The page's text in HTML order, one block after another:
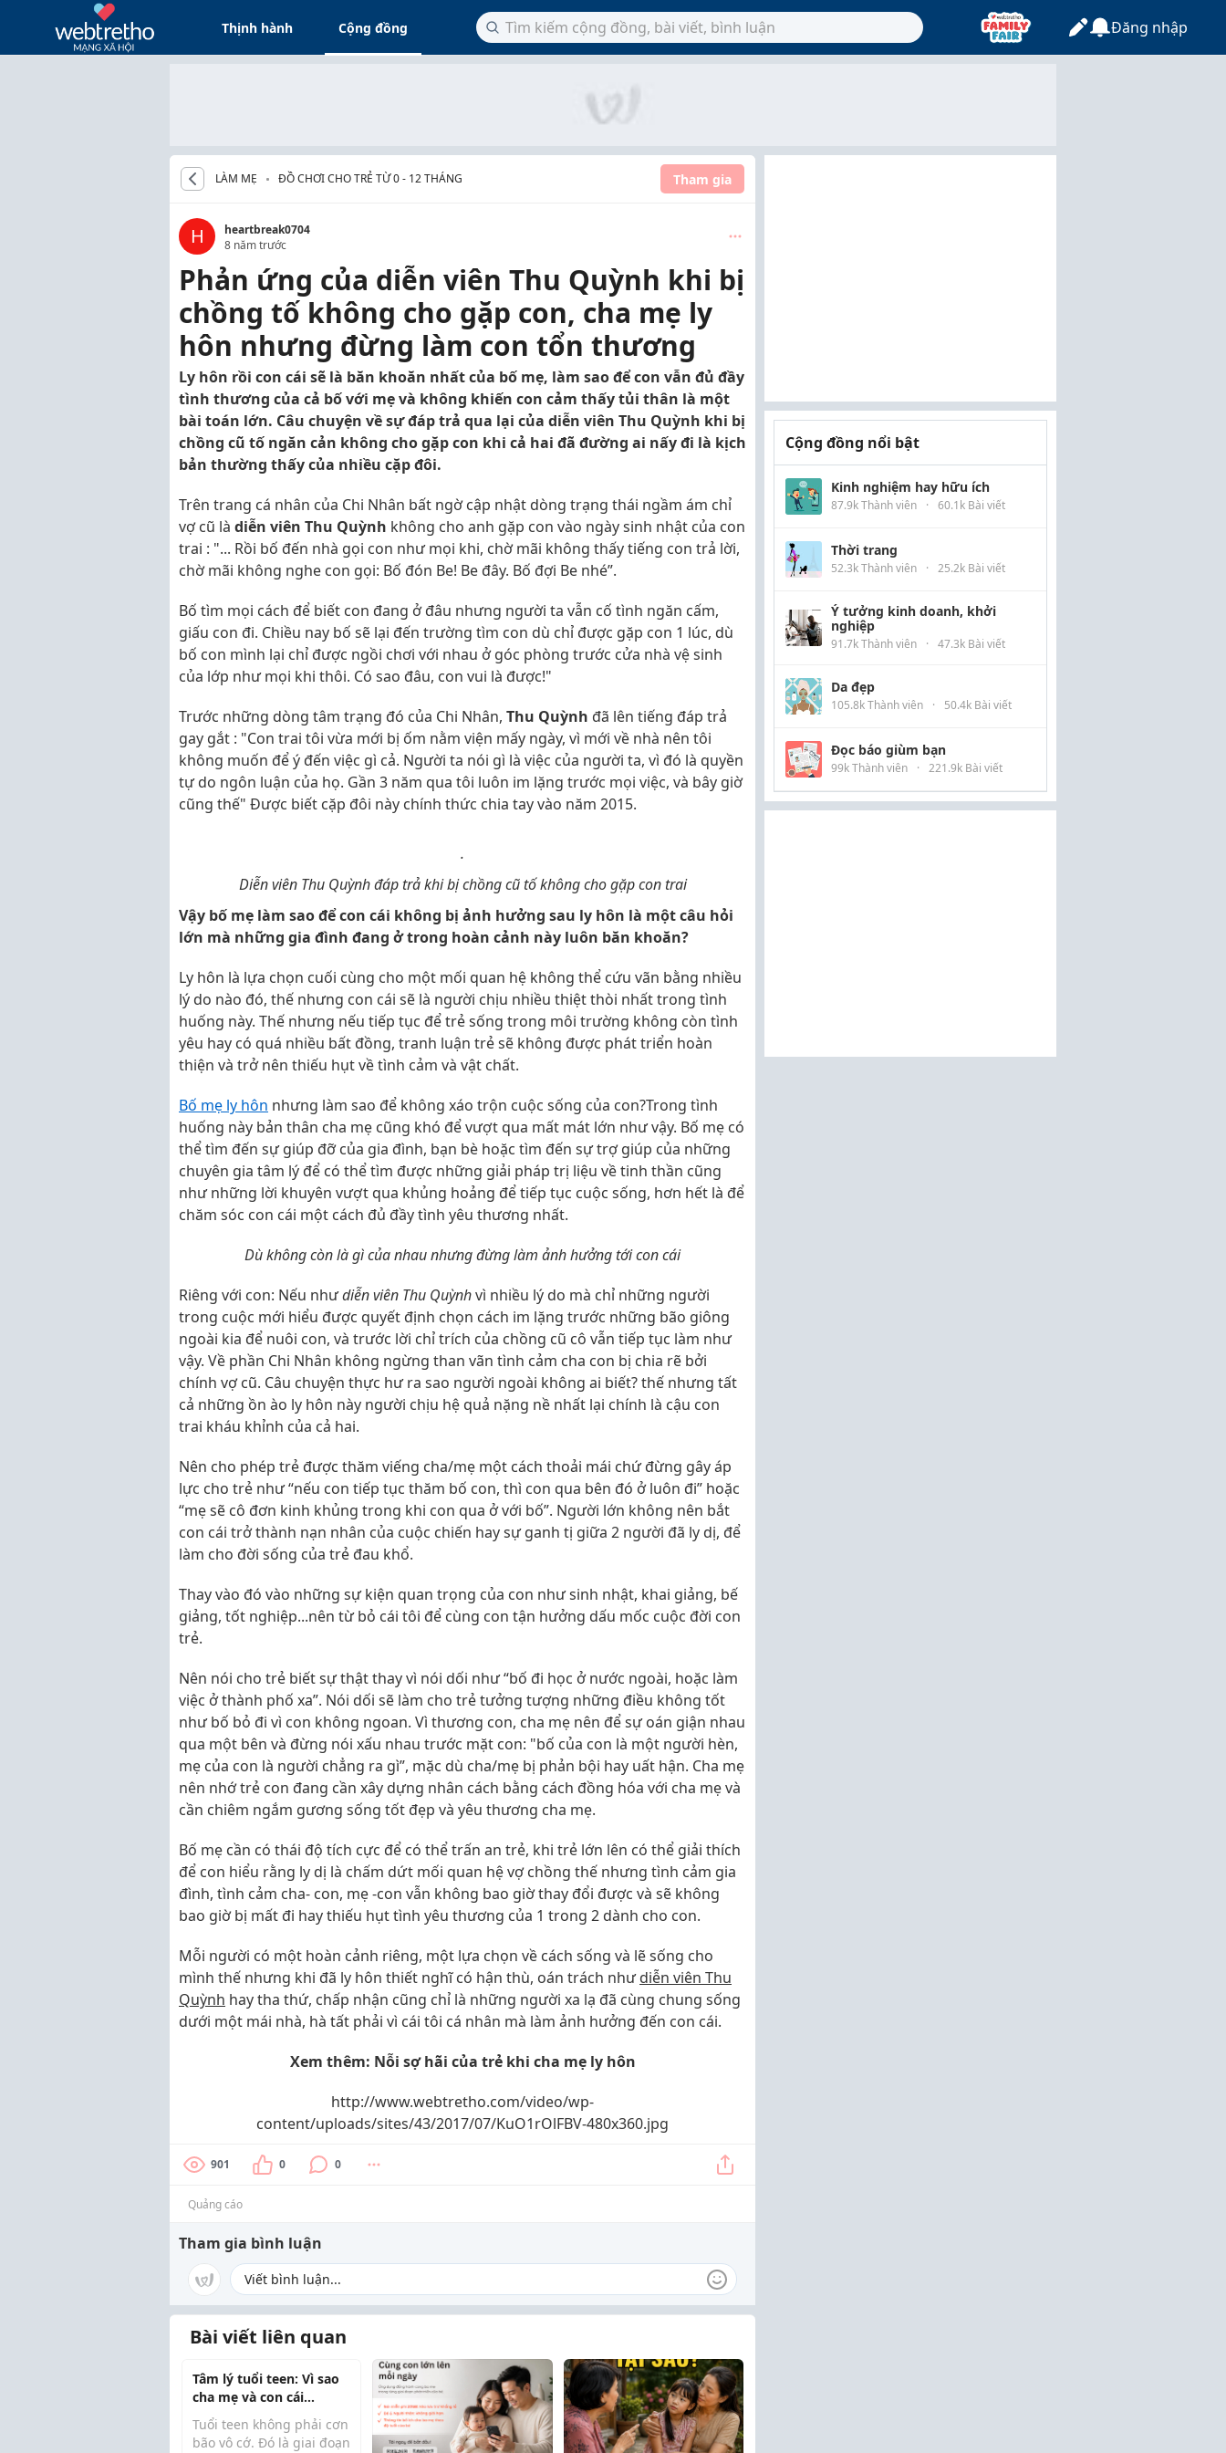
Thịnh hành Cộng đồng Đăng nhập
LÀM MẸ ĐỒ CHƠI CHO TRẺ TỪ 0 - 12 THÁNG Tham gia
H
heartbreak0704
8 năm trước
Phản ứng của diễn viên Thu Quỳnh khi bị
chồng tố không cho gặp con, cha mẹ ly
hôn nhưng đừng làm con tổn thương
Ly hôn rồi con cái sẽ là băn khoăn nhất của bố mẹ, làm sao để con vẫn đủ đầy
tình thương của cả bố với mẹ và không khiến con cảm thấy tủi thân là một
bài toán lớn. Câu chuyện về sự đáp trả qua lại của diễn viên Thu Quỳnh khi bị
chồng cũ tố ngăn cản không cho gặp con khi cả hai đã đường ai nấy đi là kịch
bản thường thấy của nhiều cặp đôi.
Trên trang cá nhân của Chi Nhân bất ngờ cập nhật dòng trạng thái ngầm ám chỉ
vợ cũ là diễn viên Thu Quỳnh không cho anh gặp con vào ngày sinh nhật của con
trai : "... Rồi bố đến nhà gọi con như mọi khi, chờ mãi không thấy tiếng con trả lời,
chờ mãi không nghe con gọi: Bố đón Be! Be đây. Bố đợi Be nhé”.
Bố tìm mọi cách để biết con đang ở đâu nhưng người ta vẫn cố tình ngăn cấm,
giấu con đi. Chiều nay bố sẽ lại đến trường tìm con dù chỉ được gặp con 1 lúc, dù
bố con mình lại chỉ được ngồi chơi với nhau ở góc phòng trước cửa nhà vệ sinh
của lớp như mọi khi thôi. Có sao đâu, con vui là được!"
Trước những dòng tâm trạng đó của Chi Nhân, Thu Quỳnh đã lên tiếng đáp trả
gay gắt : "Con trai tôi vừa mới bị ốm nằm viện mấy ngày, vì mới về nhà nên tôi
không muốn để ý đến việc gì cả. Người ta nói gì là việc của người ta, vì đó là quyền
tự do ngôn luận của họ. Gần 3 năm qua tôi luôn im lặng trước mọi việc, và bây giờ
cũng thế" Được biết cặp đôi này chính thức chia tay vào năm 2015.
.
Diễn viên Thu Quỳnh đáp trả khi bị chồng cũ tố không cho gặp con trai
Vậy bố mẹ làm sao để con cái không bị ảnh hưởng sau ly hôn là một câu hỏi
lớn mà những gia đình đang ở trong hoàn cảnh này luôn băn khoăn?
Ly hôn là lựa chọn cuối cùng cho một mối quan hệ không thể cứu vãn bằng nhiều
lý do nào đó, thế nhưng con cái sẽ là người chịu nhiều thiệt thòi nhất trong tình
huống này. Thế nhưng nếu tiếp tục để trẻ sống trong môi trường không còn tình
yêu hay có quá nhiều bất đồng, tranh luận trẻ sẽ không được phát triển hoàn
thiện và trở nên thiếu hụt về tình cảm và vật chất.
Bố mẹ ly hôn nhưng làm sao để không xáo trộn cuộc sống của con?Trong tình
huống này bản thân cha mẹ cũng khó để vượt qua mất mát lớn như vậy. Bố mẹ có
thể tìm đến sự giúp đỡ của gia đình, bạn bè hoặc tìm đến sự trợ giúp của những
chuyên gia tâm lý để có thể tìm được những giải pháp trị liệu về tinh thần cũng
như những lời khuyên vượt qua khủng hoảng để tiếp tục cuộc sống, hơn hết là để
chăm sóc con cái một cách đủ đầy tình yêu thương nhất.
Dù không còn là gì của nhau nhưng đừng làm ảnh hưởng tới con cái
Riêng với con: Nếu nhưdiễn viên Thu Quỳnhvì nhiều lý do mà chỉ những người
trong cuộc mới hiểu được quyết định chọn cách im lặng trước những bão giông
ngoài kia để nuôi con, và trước lời chỉ trích của chồng cũ cô vẫn tiếp tục làm như
vậy. Về phần Chi Nhân không ngừng than vãn tình cảm cha con bị chia rẽ bởi
chính vợ cũ. Câu chuyện thực hư ra sao người ngoài không ai biết? thế nhưng tất
cả những ồn ào ly hôn này người chịu hệ quả nặng nề nhất lại chính là cậu con
trai kháu khỉnh của cả hai.
Nên cho phép trẻ được thăm viếng cha/mẹ một cách thoải mái chứ đừng gây áp
lực cho trẻ như “nếu con tiếp tục thăm bố con, thì con qua bên đó ở luôn đi” hoặc
“mẹ sẽ cô đơn kinh khủng trong khi con qua ở với bố”. Người lớn không nên bắt
con cái trở thành nạn nhân của cuộc chiến hay sự ganh tị giữa 2 người đã ly dị, để
làm cho đời sống của trẻ đau khổ.
Thay vào đó vào những sự kiện quan trọng của con như sinh nhật, khai giảng, bế
giảng, tốt nghiệp...nên từ bỏ cái tôi để cùng con tận hưởng dấu mốc cuộc đời con
trẻ.
Nên nói cho trẻ biết sự thật thay vì nói dối như “bố đi học ở nước ngoài, hoặc làm
việc ở thành phố xa”. Nói dối sẽ làm cho trẻ tưởng tượng những điều không tốt
như bố bỏ đi vì con không ngoan. Vì thương con, cha mẹ nên để sự oán giận nhau
qua một bên và đừng nói xấu nhau trước mặt con: "bố của con là một người hèn,
mẹ của con là người chẳng ra gì”, mặc dù cha/mẹ bị phản bội hay uất hận. Cha mẹ
nên nhớ trẻ con đang cần xây dựng nhân cách bằng cách đồng hóa với cha mẹ và
cần chiêm ngắm gương sống tốt đẹp và yêu thương cha mẹ.
Bố mẹ cần có thái độ tích cực để có thể trấn an trẻ, khi trẻ lớn lên có thể giải thích
để con hiểu rằng ly dị là chấm dứt mối quan hệ vợ chồng thế nhưng tình cảm gia
đình, tình cảm cha- con, mẹ -con vẫn không bao giờ thay đổi được và sẽ không
bao giờ bị mất đi hay thiếu hụt tình yêu thương của 1 trong 2 dành cho con.
Mỗi người có một hoàn cảnh riêng, một lựa chọn về cách sống và lẽ sống cho
mình thế nhưng khi đã ly hôn thiết nghĩ có hận thù, oán trách nhưdiễn viên Thu
Quỳnh hay tha thứ, chấp nhận cũng chỉ là những người xa lạ đã cùng chung sống
dưới một mái nhà, hà tất phải vì cái tôi cá nhân mà làm ảnh hưởng đến con cái.
Xem thêm: Nỗi sợ hãi của trẻ khi cha mẹ ly hôn
http://www.webtretho.com/video/wp-
content/uploads/sites/43/2017/07/KuO1rOlFBV-480x360.jpg
901 0 0
Quảng cáo
Tham gia bình luận
Bài viết liên quan
Tâm lý tuổi teen: Vì sao
cha mẹ và con cái
thường khó hiểu nhau?
Tuổi teen không phải cơn
bão vô cớ. Đó là giai đoạn
Cộng đồng nổi bật
Kinh nghiệm hay hữu ích
87.9k Thành viên · 60.1k Bài viết
Thời trang
52.3k Thành viên · 25.2k Bài viết
Ý tưởng kinh doanh, khởi
nghiệp
91.7k Thành viên · 47.3k Bài viết
Da đẹp
105.8k Thành viên · 50.4k Bài viết
Đọc báo giùm bạn
99k Thành viên · 221.9k Bài viết